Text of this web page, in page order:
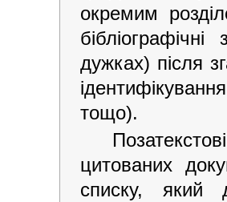
окремим
дужках) після
тощо).
Позатекстові
цитованих
списку, який